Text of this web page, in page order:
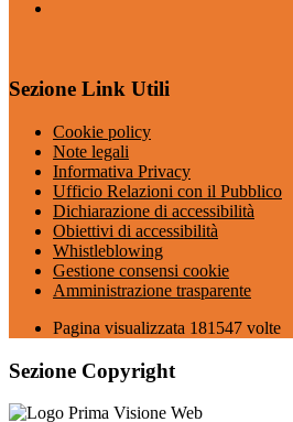
Sezione Link Utili
Cookie policy
Note legali
Informativa Privacy
Ufficio Relazioni con il Pubblico
Dichiarazione di accessibilità
Obiettivi di accessibilità
Whistleblowing
Gestione consensi cookie
Amministrazione trasparente
Pagina visualizzata 181547 volte
Sezione Copyright